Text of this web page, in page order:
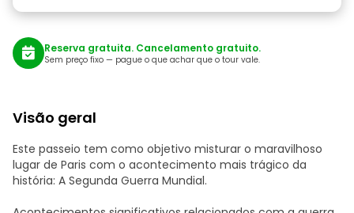
Reserva gratuita. Cancelamento gratuito.
Sem preço fixo — pague o que achar que o tour vale.
Visão geral
Este passeio tem como objetivo misturar o maravilhoso
lugar de Paris com o acontecimento mais trágico da
história: A Segunda Guerra Mundial.